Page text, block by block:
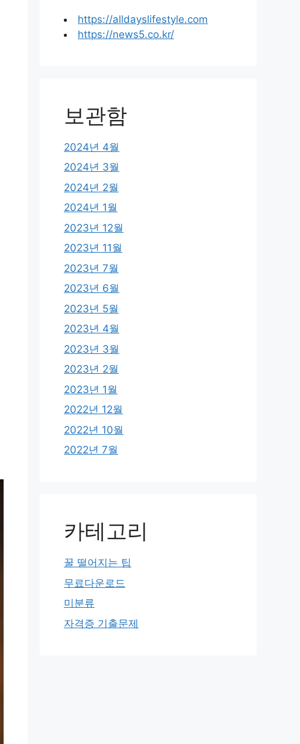
https://alldayslifestyle.com
https://news5.co.kr/
보관함
2024년 4월
2024년 3월
2024년 2월
2024년 1월
2023년 12월
2023년 11월
2023년 7월
2023년 6월
2023년 5월
2023년 4월
2023년 3월
2023년 2월
2023년 1월
2022년 12월
2022년 10월
2022년 7월
카테고리
꿀 떨어지는 팁
무료다운로드
미분류
자격증 기출문제